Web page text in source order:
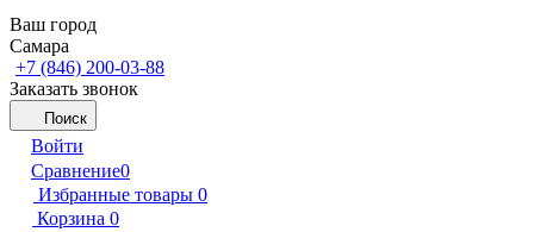
Ваш город
Самара
+7 (846) 200-03-88
Заказать звонок
Поиск
Войти
Сравнение0
Избранные товары 0
Корзина 0